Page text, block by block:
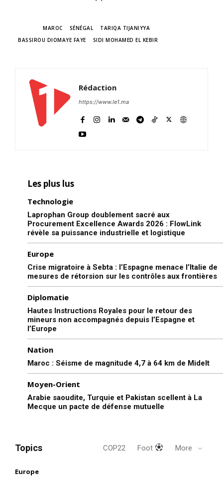
MAROC SÉNÉGAL
TARIQA TIJANIYYA
BASSIROU DIOMAYE FAYE
SIDI MOHAMED EL KEBIR
Rédaction
https://www.le1.ma
Les plus lus
Technologie
Laprophan Group doublement sacré aux
Procurement Excellence Awards 2026 : FlowLink
révèle sa puissance industrielle et logistique
Europe
Crise migratoire à Sebta : l’Espagne menace l’Italie de
mesures de rétorsion sur les contrôles aux frontières
Diplomatie
Hautes Instructions Royales pour le retour des
mineurs non accompagnés depuis l’Espagne et
l’Europe
Nation
Maroc : Séisme de magnitude 4,7 à 64 km de Midelt
Moyen-Orient
Arabie saoudite, Turquie et Pakistan scellent à La
Mecque un pacte de défense mutuelle
Topics COP22 Foot More
Europe